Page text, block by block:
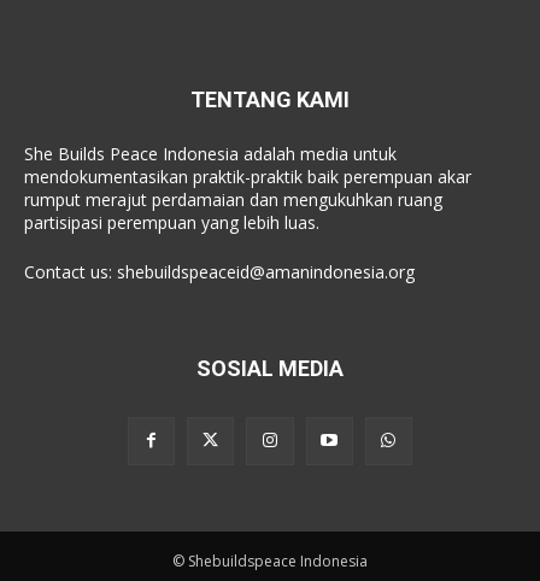
TENTANG KAMI
She Builds Peace Indonesia adalah media untuk
mendokumentasikan praktik-praktik baik perempuan akar
rumput merajut perdamaian dan mengukuhkan ruang
partisipasi perempuan yang lebih luas.
Contact us: shebuildspeaceid@amanindonesia.org
SOSIAL MEDIA
© Shebuildspeace Indonesia